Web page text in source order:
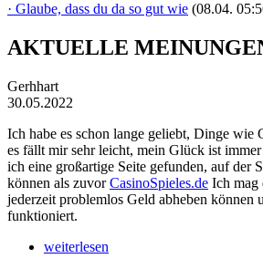
· Glaube, dass du da so gut wie (08.04.
AKTUELLE
Gerhhart
30.05.2022
Ich habe es schon lange geliebt, Dinge wie
es fällt mir sehr leicht, mein Glück ist
ich eine großartige Seite gefunden, auf der
können als zuvorCasinoSpieles.de Ich mag
jederzeit problemlos Geld abheben können
funktioniert.
weiterlesen